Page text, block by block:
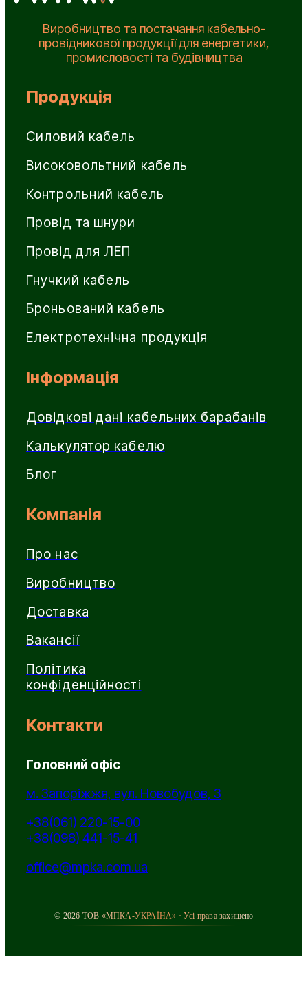
Виробництво та постачання кабельно-
провідникової продукції для енергетики,
промисловості та будівництва
Продукція
Силовий кабель
Високовольтний кабель
Контрольний кабель
Провід та шнури
Провід для ЛЕП
Гнучкий кабель
Броньований кабель
Електротехнічна продукція
Інформація
Довідкові дані кабельних барабанів
Калькулятор кабелю
Блог
Компанія
Про нас
Виробництво
Доставка
Вакансії
Політика
конфіденційності
Контакти
Головний офіс
м. Запоріжжя, вул. Новобудов, 3
+38(061) 220-15-00
+38(098) 441-15-41
office@mpka.com.ua
© 2026 ТОВ «МПКА-УКРАЇНА» · Усі права захищено